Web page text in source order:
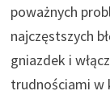
poważnych
najczęstszych
gniazdek i
trudnościami w